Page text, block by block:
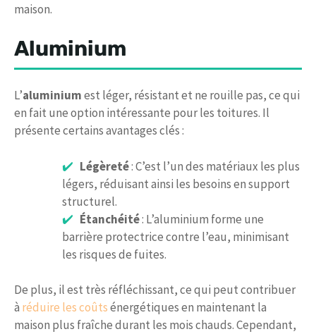
maison.
Aluminium
L’aluminiumest léger, résistant et ne rouille pas, ce qui
en fait une option intéressante pour les toitures. Il
présente certains avantages clés :
Légèreté: C’est l’un des matériaux les plus
légers, réduisant ainsi les besoins en support
structurel.
Étanchéité: L’aluminium forme une
barrière protectrice contre l’eau, minimisant
les risques de fuites.
De plus, il est très réfléchissant, ce qui peut contribuer
à réduire les coûtsénergétiques en maintenant la
maison plus fraîche durant les mois chauds. Cependant,